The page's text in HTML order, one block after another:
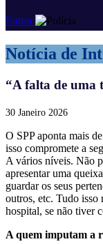
Entrar
Notícia de
“A falta de uma
30 Janeiro 2026
O SPP aponta mais
isso compromete a
A vários níveis. Não
apresentar uma
guardar os seus
outros, etc. Tudo isso
hospital, se não tiver
A quem imputam a